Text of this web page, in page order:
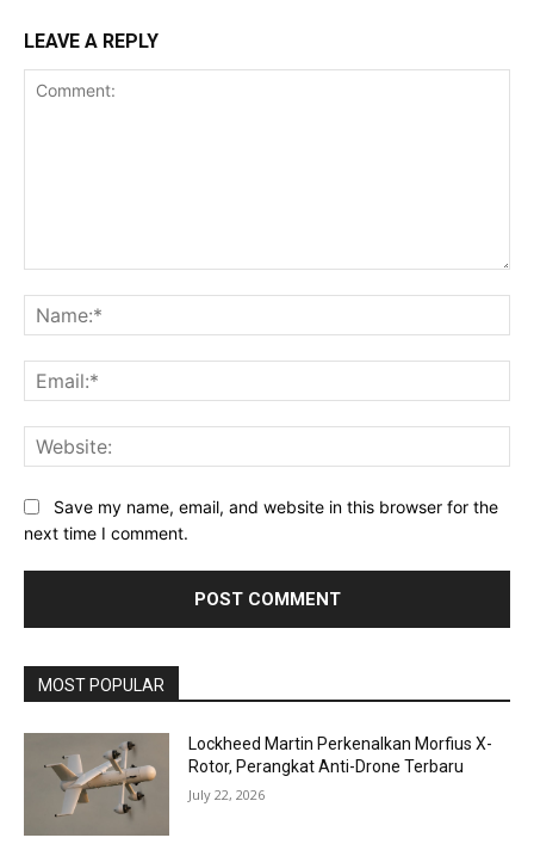
LEAVE A REPLY
Save my name, email, and website in this browser for the
next time I comment.
MOST POPULAR
Lockheed Martin Perkenalkan Morfius X-
Rotor, Perangkat Anti-Drone Terbaru
July 22, 2026